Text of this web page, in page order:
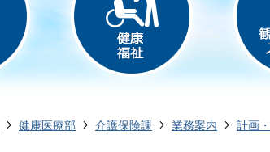
健康医療部 介護保険課 業務案内 計画